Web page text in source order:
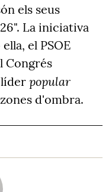
els seus
La iniciativa
el PSOE
Congrés
popular
d'ombra.